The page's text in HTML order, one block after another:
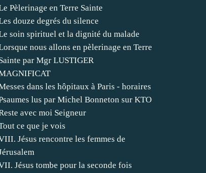
Pèlerinage en Terre Sainte
douze degrés du silence
soin spirituel et la dignité du malade
nous allons en pèlerinage en Terre
par Mgr LUSTIGER
dans les hôpitaux à Paris - horaires
lus par Michel Bonneton sur KTO
avec moi Seigneur
ce que je vois
Jésus rencontre les femmes de
Jésus tombe pour la seconde fois